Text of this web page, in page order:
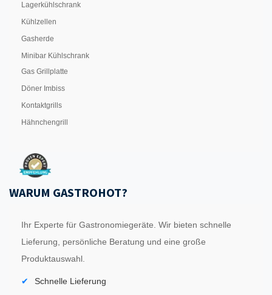
Lagerkühlschrank
Kühlzellen
Gasherde
Minibar Kühlschrank
Gas Grillplatte
Döner Imbiss
Kontaktgrills
Hähnchengrill
WARUM GASTROHOT?
Ihr Experte für Gastronomiegeräte. Wir bieten schnelle
Lieferung, persönliche Beratung und eine große
Produktauswahl.
Schnelle Lieferung